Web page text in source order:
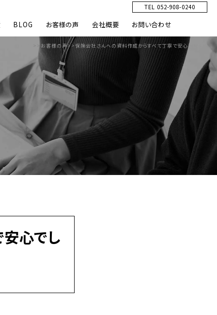
BLOG お客様の声 会社概要 お問い合わせ
TEL 052-908-0240
お客様の声>>保険会社さんへの資料作成からすべて丁寧で安心でした
心でし